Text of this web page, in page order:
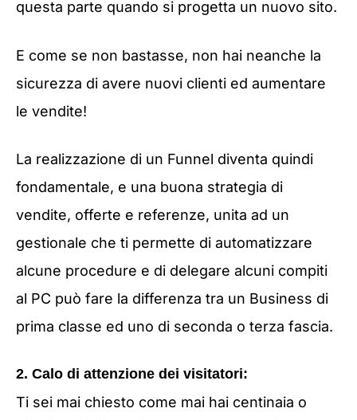
questa parte quando si progetta un nuovo sito.
E come se non bastasse, non hai neanche la
sicurezza di avere nuovi clienti ed aumentare
le vendite!
La realizzazione di un Funnel diventa quindi
fondamentale, e una buona strategia di
vendite, offerte e referenze, unita ad un
gestionale che ti permette di automatizzare
alcune procedure e di delegare alcuni compiti
al PC può fare la differenza tra un Business di
prima classe ed uno di seconda o terza fascia.
2. Calo di attenzione dei visitatori:
Ti sei mai chiesto come mai hai centinaia o